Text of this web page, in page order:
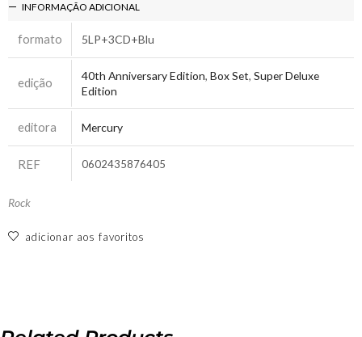
INFORMAÇÃO ADICIONAL
formato 5LP+3CD+Blu
edição 40th Anniversary Edition, Box Set, Super Deluxe
Edition
editora Mercury
REF 0602435876405
Rock
adicionar aos favoritos